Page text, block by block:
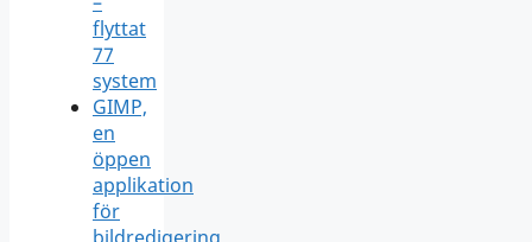
flyttat
77
system
GIMP,
en
öppen
applikation
för
bildredigering